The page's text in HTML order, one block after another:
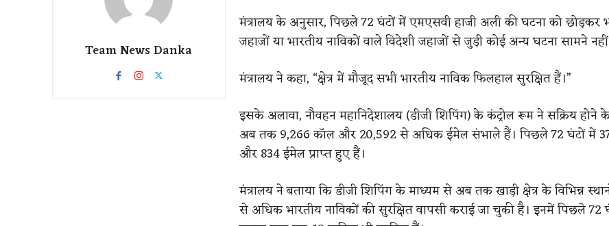
Team News Danka
मंत्रालय के अनुसार, पिछले 72 घंटों में एमएसवी हाजी अली की घटना को छोड़कर
जहाजों या भारतीय नाविकों वाले विदेशी जहाजों से जुड़ी कोई अन्य घटना सामने
मंत्रालय ने कहा, “क्षेत्र में मौजूद सभी भारतीय नाविक फिलहाल सुरक्षित हैं।”
इसके अलावा, नौवहन महानिदेशालय (डीजी शिपिंग) के कंट्रोल रूम ने सक्रिय होने
अब तक 9,266 कॉल और 20,592 से अधिक ईमेल संभाले हैं। पिछले 72 घंटों में
और 834 ईमेल प्राप्त हुए हैं।
मंत्रालय ने बताया कि डीजी शिपिंग के माध्यम से अब तक खाड़ी क्षेत्र के विभिन्न
से अधिक भारतीय नाविकों की सुरक्षित वापसी कराई जा चुकी है। इनमें पिछले 72